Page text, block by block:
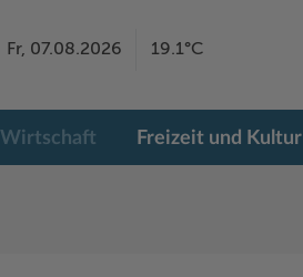
Fr, 07.08.2026 19.1°C
Wirtschaft Freizeit und Kultur